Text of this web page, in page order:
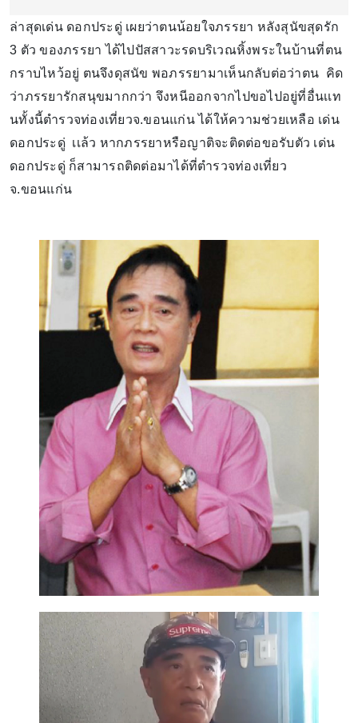
ล่าสุดเด่น ดอกประดู่ เผยว่าตนน้อยใจภรรยา หลังสุนัขสุดรัก
3 ตัว ของภรรยา ได้ไปปัสสาวะรดบริเวณหิ้งพระในบ้านที่ตน
กราบไหว้อยู่ ตนจึงดุสนัข พอภรรยามาเห็นกลับต่อว่าตน คิด
ว่าภรรยารักสนุขมากกว่า จึงหนีออกจากไปขอไปอยู่ที่อื่นเเท
นทั้งนี้ตำรวจท่องเที่ยวจ.ขอนแก่น ได้ให้ความช่วยเหลือ เด่น
ดอกประดู่ เเล้ว หากภรรยาหรือญาติจะติดต่อขอรับตัว เด่น
ดอกประดู่ ก็สามารถติดต่อมาได้ที่ตำรวจท่องเที่ยว
จ.ขอนแก่น